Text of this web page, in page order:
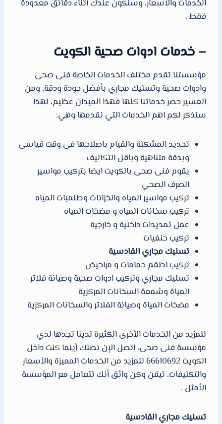
الخدمات والأسعار، وسنكون عندك أثناء دقائق معدودة
فقط .
– خدمات ادوات صحية الكويت
مؤسستنا تقدم مختلف الخدمات الخاصة فنى صحى
وادوات صحية وتسليك مجاري بأفضل جودة ودقة، ومن
العسير حصر خدماتنا كلها فهذا الميدان عظيم، لهذا
سنذكر لكم اهم الخدمات التي نقدمها وهي:
تحديد المشكلة والقيام باصلاحها فى وقت قياسى
وبدقة متناهية وباقل التكاليف
يقوم فنى صحى بالكويت ايضا بتركيب مواسير
الصرف الصحي
تركيب مواسير المياه والخزانات وطلمبات المياه
تركيب سخانات المياه و مضخات المياه
عمل تمديدات داخلية و خارجية
تركيب حنفيات
تسليك مجاري القادسية
تركيب اطقم حمامات و مراحيض
تسليك مجاري وتركيب ادوات صحية وصيانة فلاتر
المياة وشمعة السخانات المركزية
مضخات المياة وصيانة الفلاتر والسخانات المركزية
للمزيد من الخدمات الأخرى الكثيرة لدينا تجدها لدي
مؤسسة فنى صحى، اتصل الإن نصلك أينما كنت داخل
الكويت 66610692 للمزيد من الخدمات المميزة والأسعار
والتكليفات، تيقن وكن واثق أنك تتعامل مع المؤسسة
الأمثل .
تسليك مجاري القادسية